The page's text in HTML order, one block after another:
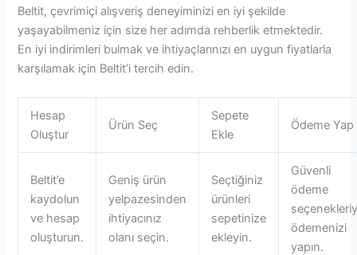
Beltit, çevrimiçi alışveriş deneyiminizi en iyi şekilde
yaşayabilmeniz için size her adımda rehberlik etmektedir.
En iyi indirimleri bulmak ve ihtiyaçlarınızı en uygun fiyatlarla
karşılamak için Beltit’i tercih edin.
Hesap
Oluştur
Ürün Seç
Sepete
Ekle
Ödeme Yap
Beltit’e
kaydolun
ve hesap
oluşturun.
Geniş ürün
yelpazesinden
ihtiyacınız
olanı seçin.
Seçtiğiniz
ürünleri
sepetinize
ekleyin.
Güvenli
ödeme
ödemenizi
yapın.